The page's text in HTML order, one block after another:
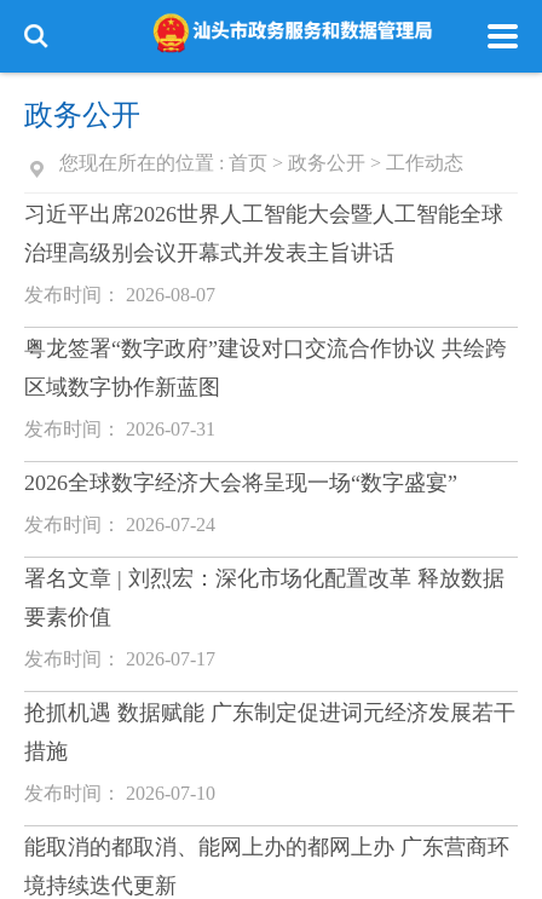
政务公开
您现在所在的位置 : 首页 > 政务公开 > 工作动态
习近平出席2026世界人工智能大会暨人工智能全球
治理高级别会议开幕式并发表主旨讲话
发布时间： 2026-08-07
粤龙签署“数字政府”建设对口交流合作协议 共绘跨
区域数字协作新蓝图
发布时间： 2026-07-31
2026全球数字经济大会将呈现一场“数字盛宴”
发布时间： 2026-07-24
署名文章 | 刘烈宏：深化市场化配置改革 释放数据
要素价值
发布时间： 2026-07-17
抢抓机遇 数据赋能 广东制定促进词元经济发展若干
措施
发布时间： 2026-07-10
能取消的都取消、能网上办的都网上办 广东营商环
境持续迭代更新